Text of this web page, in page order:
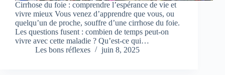
Cirrhose du foie : comprendre l’espérance de vie et
vivre mieux Vous venez d’apprendre que vous, ou
quelqu’un de proche, souffre d’une cirrhose du foie.
Les questions fusent : combien de temps peut-on
vivre avec cette maladie ? Qu’est-ce qui…
Les bons réflexes
juin 8, 2025